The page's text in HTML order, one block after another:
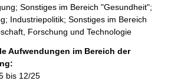
Sonstiges im Bereich "Gesundheit";
Industriepolitik; Sonstiges im Bereich
Forschung und Technologie
Aufwendungen im Bereich der
bis 12/25